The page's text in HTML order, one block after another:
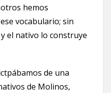
hemos
vocabulario; sin
el nativo lo construye
de una
de Molinos,